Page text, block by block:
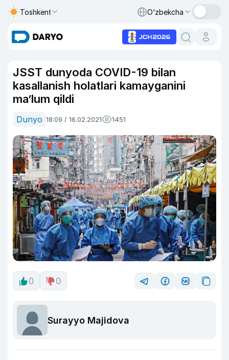
Toshkent O‘zbekcha
JSST dunyoda COVID-19 bilan
kasallanish holatlari kamayganini
ma’lum qildi
Dunyo 18:09 / 16.02.2021 1451
0 0
Surayyo Majidova